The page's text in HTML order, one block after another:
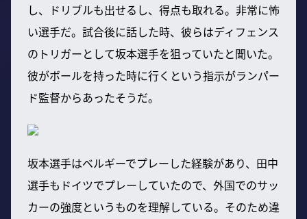
し、ドリブルも出せるし、得点も取れる。非常に怖
い選手だ。試合後に話した時、彼らはディフェンス
のトリガーとして坂本選手を狙っていたと聞いた。
彼がボールを持った時に行くという指示がランパー
ド監督からあったそうだ。
坂本選手はベルギーでプレーした経験があり、田中
選手もドイツでプレーしていたので、外国でのサッ
カーの強度というものを理解している。そのため違